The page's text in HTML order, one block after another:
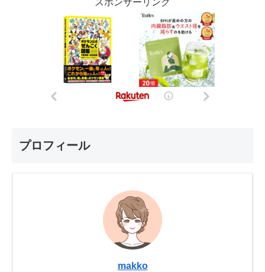
スポンサーリンク
プロフィール
makko